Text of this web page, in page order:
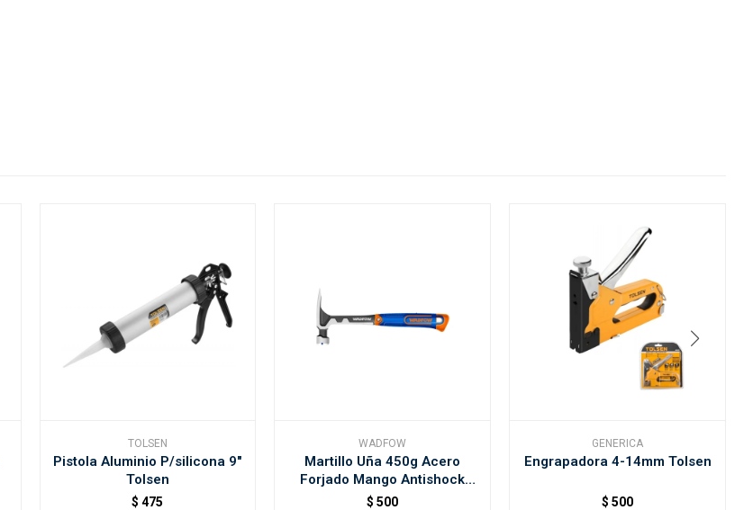
TOLSEN
Pistola Aluminio P/silicona 9"
Tolsen
$ 475
WADFOW
Martillo Uña 450g Acero
Forjado Mango Antishock
Wadfow
$ 500
GENERICA
Engrapadora 4-14mm Tolsen
$ 500